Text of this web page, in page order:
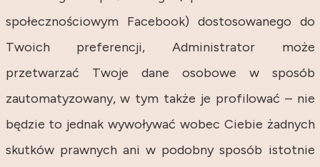
społecznościowym Facebook) dostosowanego do
Twoich preferencji, Administrator może
przetwarzać Twoje dane osobowe w sposób
zautomatyzowany, w tym także je profilować – nie
będzie to jednak wywoływać wobec Ciebie żadnych
skutków prawnych ani w podobny sposób istotnie